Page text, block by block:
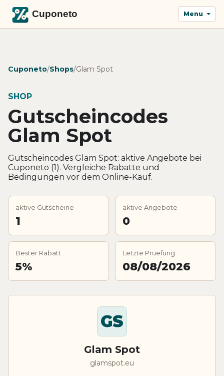
Menu
Cuponeto/Shops/Glam Spot
SHOP
Gutscheincodes
Glam Spot
Gutscheincodes Glam Spot: aktive Angebote bei
Cuponeto (1). Vergleiche Rabatte und
Bedingungen vor dem Online-Kauf.
aktive Gutscheine
1
aktive Angebote
0
Bester Rabatt
5%
Letzte Pruefung
08/08/2026
GS
Glam Spot
glamspot.eu